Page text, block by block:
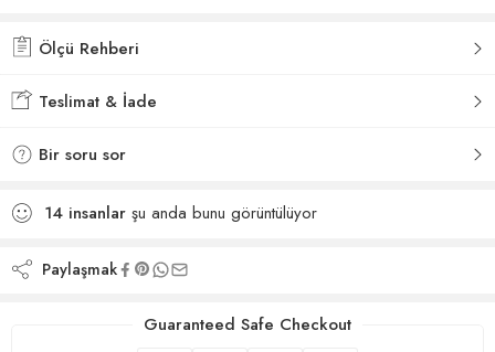
Ölçü Rehberi
Teslimat & İade
Bir soru sor
14 insanlar şu anda bunu görüntülüyor
Paylaşmak
Guaranteed Safe Checkout